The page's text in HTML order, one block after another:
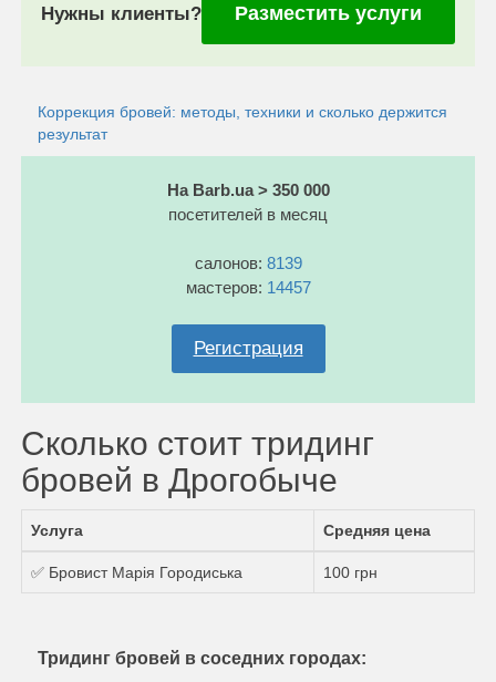
Нужны клиенты? Разместить услуги
Коррекция бровей: методы, техники и сколько держится
результат
На Barb.ua > 350 000
посетителей в месяц
салонов: 8139
мастеров: 14457
Регистрация
Сколько стоит тридинг
бровей в Дрогобыче
Услуга Средняя цена
✅ Бровист Марія Городиська 100 грн
Тридинг бровей в соседних городах: